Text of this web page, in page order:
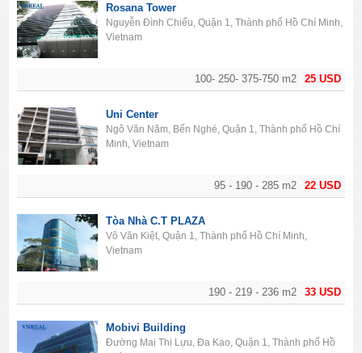
25 USD
100- 250- 375-750 m2
Rosana Tower
Nguyễn Đình Chiểu, Quận 1, Thành phố Hồ Chí Minh,
Vietnam
22 USD
95 - 190 - 285 m2
Uni Center
Ngô Văn Năm, Bến Nghé, Quận 1, Thành phố Hồ Chí
Minh, Vietnam
33 USD
190 - 219 - 236 m2
Tòa Nhà C.T PLAZA
Võ Văn Kiệt, Quận 1, Thành phố Hồ Chí Minh,
Vietnam
Mobivi Building
Đường Mai Thị Lựu, Đa Kao, Quận 1, Thành phố Hồ